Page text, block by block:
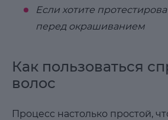
Если хотите
перед окрашиванием
Как пользоваться
волос
Процесс настолько простой,